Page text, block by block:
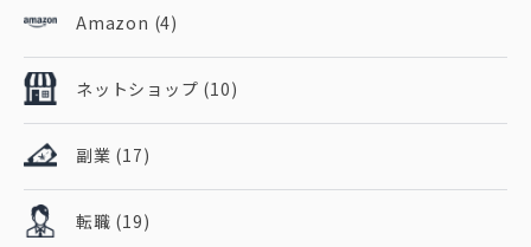
Amazon (4)
ネットショップ (10)
副業 (17)
転職 (19)